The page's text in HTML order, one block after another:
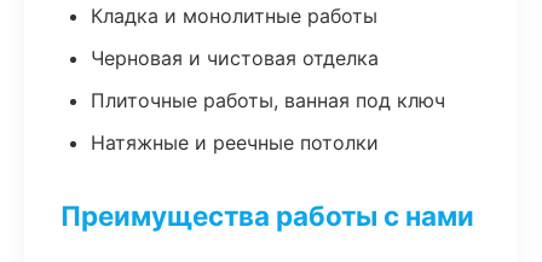
Кладка и монолитные работы
Черновая и чистовая отделка
Плиточные работы, ванная под ключ
Натяжные и реечные потолки
Преимущества работы с нами